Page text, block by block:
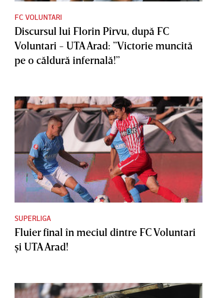
FC VOLUNTARI
Discursul lui Florin Pîrvu, după FC
Voluntari - UTA Arad: ”Victorie muncită
pe o căldură infernală!”
SUPERLIGA
Fluier final în meciul dintre FC Voluntari
şi UTA Arad!